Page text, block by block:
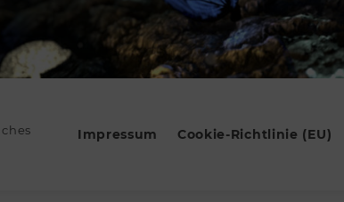
Impressum Cookie-Richtlinie (EU)